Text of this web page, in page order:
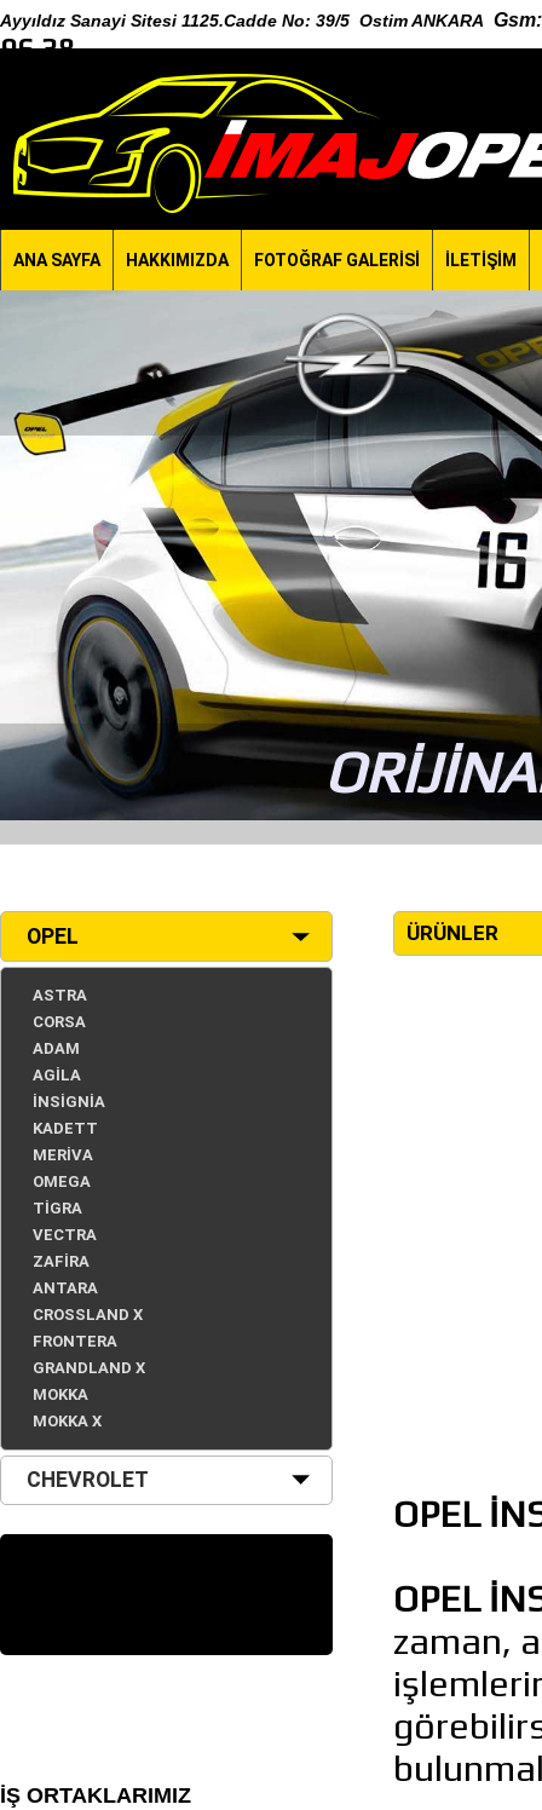
Ayyıldız Sanayi Sitesi 1125.Cadde No: 39/5 Ostim ANKARA Gsm:
96 38
ANA SAYFA HAKKIMIZDA FOTOĞRAF GALERİSİ İLETİŞİM
OPEL
ASTRA
CORSA
ADAM
AGİLA
İNSİGNİA
KADETT
MERİVA
OMEGA
TİGRA
VECTRA
ZAFİRA
ANTARA
CROSSLAND X
FRONTERA
GRANDLAND X
MOKKA
MOKKA X
CHEVROLET
İŞ ORTAKLARIMIZ
ÜRÜNLER
OPEL
OPEL
zaman,